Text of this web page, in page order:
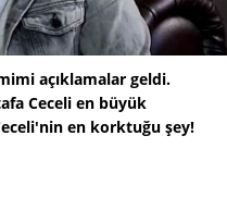
açıklamalar geldi.
Ceceli en büyük
en korktuğu şey!